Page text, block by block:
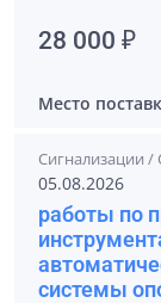
28 000 ₽
Место
Сигнализации
05.08.2026
работы по
системы